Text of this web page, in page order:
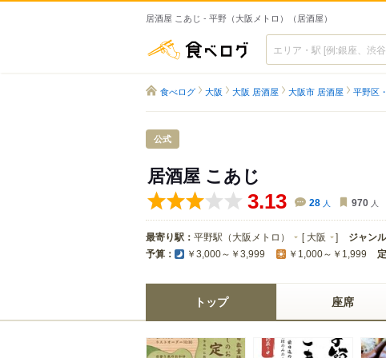
居酒屋 こあじ - 平野（大阪メトロ）（居酒屋）
食べログ
食べログ 大阪 大阪 居酒屋 大阪市 居酒屋 平野区
公式
居酒屋 こあじ
3.13 28 人 970 人
最寄り駅： 平野駅（大阪メトロ） [ 大阪 ] ジャン
予算： ￥3,000～￥3,999 ￥1,000～￥1,999
トップ 座席